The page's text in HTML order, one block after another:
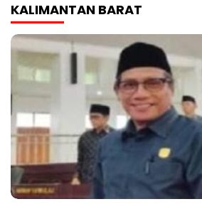
KALIMANTAN BARAT